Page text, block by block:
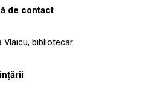
de contact
Vlaicu, bibliotecar